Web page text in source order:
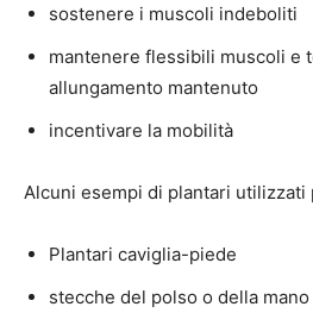
sostenere i muscoli indeboliti
mantenere flessibili muscoli e
allungamento mantenuto
incentivare la mobilità
Alcuni esempi di plantari utilizzati
Plantari caviglia-piede
stecche del polso o della mano